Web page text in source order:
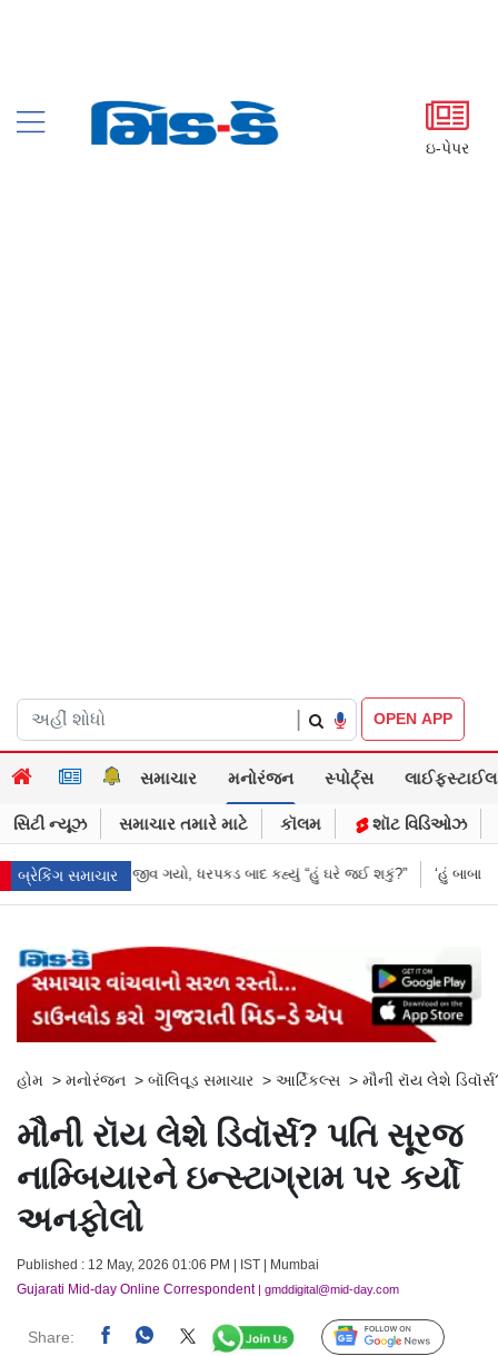
ઇ-પેપર
OPEN APP
સમાચાર મનોરંજન સ્પોર્ટ્સ લાઈફસ્ટાઈલ
સિટી ન્યૂઝ સમાચાર તમારે માટે કૉલમ શૉટ વિડિઓઝ
બ્રેકિંગ સમાચાર
બાદ કહ્યું “હું ઘરે જઈ શકું?” ‘હું બાબા બાગેશ્વર નથી...’: IIT દિલ્હીમાં
હોમ > મનોરંજન > બૉલિવૂડ સમાચાર > આર્ટિકલ્સ > મૌની રૉય લેશે
મૌની રૉય લેશે ડિવૉર્સ? પતિ સૂરજ
નામ્બિયારને ઇન્સ્ટાગ્રામ પર કર્યો
અનફોલો
Published : 12 May, 2026 01:06 PM | IST | Mumbai
Gujarati Mid-day Online Correspondent| gmddigital@mid-day.com
Share: Follow Us